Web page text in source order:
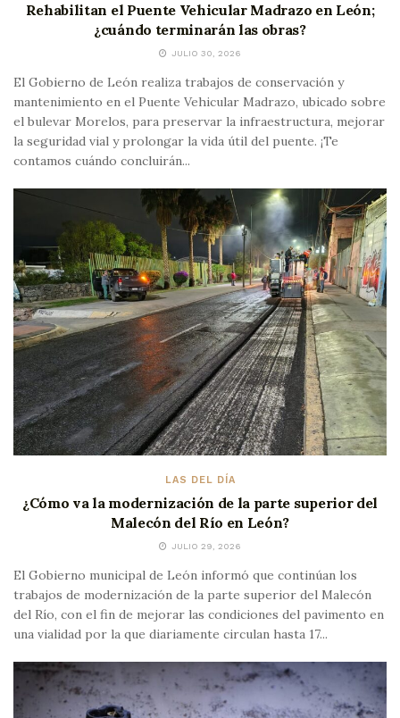
Rehabilitan el Puente Vehicular Madrazo en León;
¿cuándo terminarán las obras?
JULIO 30, 2026
El Gobierno de León realiza trabajos de conservación y
mantenimiento en el Puente Vehicular Madrazo, ubicado sobre
el bulevar Morelos, para preservar la infraestructura, mejorar
la seguridad vial y prolongar la vida útil del puente. ¡Te
contamos cuándo concluirán...
LAS DEL DÍA
¿Cómo va la modernización de la parte superior del
Malecón del Río en León?
JULIO 29, 2026
El Gobierno municipal de León informó que continúan los
trabajos de modernización de la parte superior del Malecón
del Río, con el fin de mejorar las condiciones del pavimento en
una vialidad por la que diariamente circulan hasta 17...